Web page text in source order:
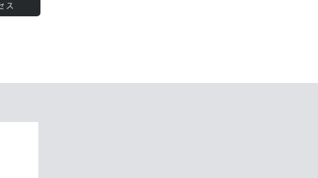
ス